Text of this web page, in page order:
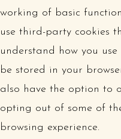
working of basic
use third-party cookies
understand how you use
be stored in your
also have the option to
opting out of some of
browsing experience.